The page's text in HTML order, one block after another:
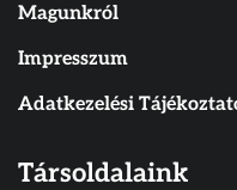
Magunkról
Impresszum
Adatkezelési
Társoldalaink